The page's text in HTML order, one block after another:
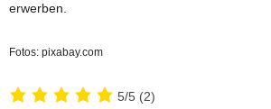
erwerben.
Fotos: pixabay.com
5/5 (2)